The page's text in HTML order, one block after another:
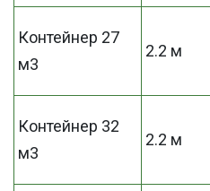
Контейнер 27
м3
2.2 м
Контейнер 32
м3
2.2 м